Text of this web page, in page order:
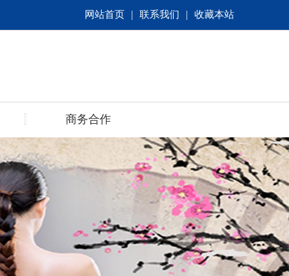
网站首页 联系我们 收藏本站
商务合作